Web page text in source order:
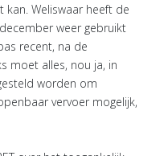
Weliswaar heeft de
weer gebruikt
recent, na de
moet alles, nou ja, in
worden om
vervoer mogelijk,